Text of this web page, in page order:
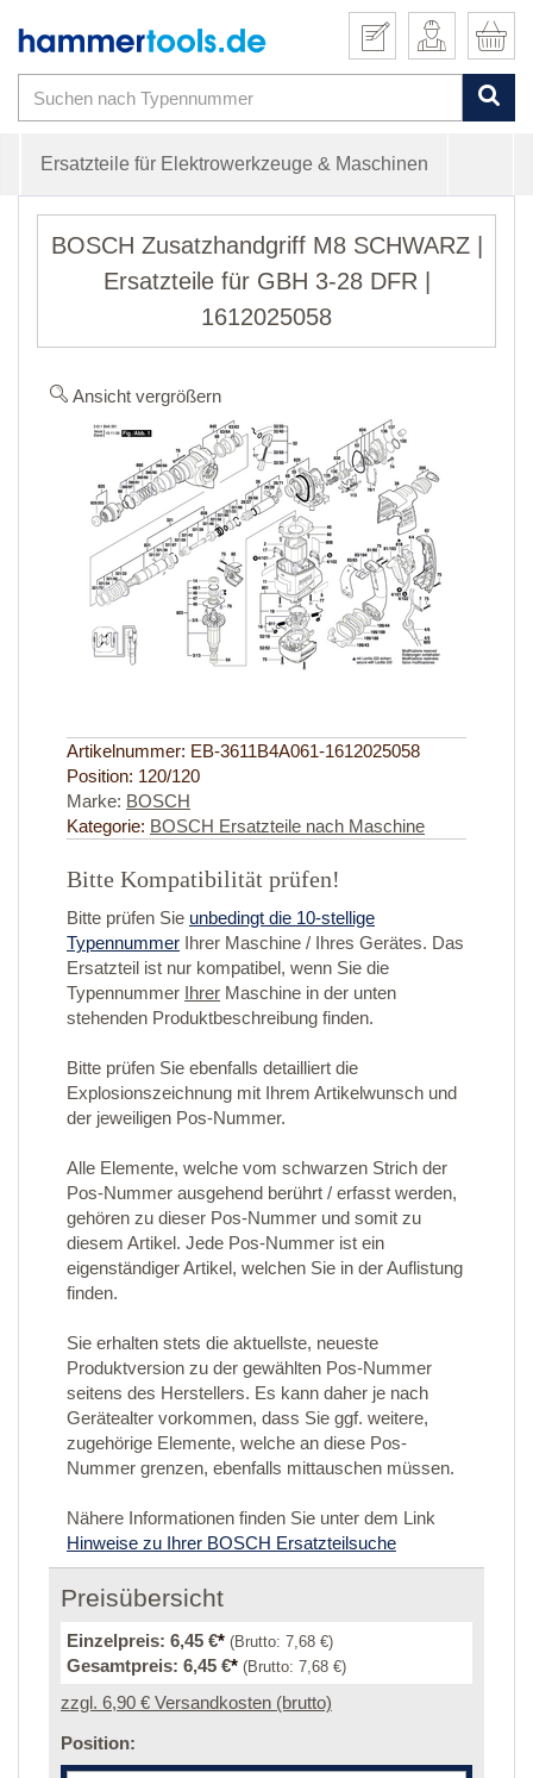
Ersatzteile für Elektrowerkzeuge & Maschinen
BOSCH Zusatzhandgriff M8 SCHWARZ |
Ersatzteile für GBH 3-28 DFR |
1612025058
Ansicht vergrößern
Artikelnummer: EB-3611B4A061-1612025058
Position: 120/120
Marke: BOSCH
Kategorie: BOSCH Ersatzteile nach Maschine
Bitte Kompatibilität prüfen!
Bitte prüfen Sie unbedingt die 10-stellige
Typennummer Ihrer Maschine / Ihres Gerätes. Das
Ersatzteil ist nur kompatibel, wenn Sie die
Typennummer Ihrer Maschine in der unten
stehenden Produktbeschreibung finden.
Bitte prüfen Sie ebenfalls detailliert die
Explosionszeichnung mit Ihrem Artikelwunsch und
der jeweiligen Pos-Nummer.
Alle Elemente, welche vom schwarzen Strich der
Pos-Nummer ausgehend berührt / erfasst werden,
gehören zu dieser Pos-Nummer und somit zu
diesem Artikel. Jede Pos-Nummer ist ein
eigenständiger Artikel, welchen Sie in der Auflistung
finden.
Sie erhalten stets die aktuellste, neueste
Produktversion zu der gewählten Pos-Nummer
seitens des Herstellers. Es kann daher je nach
Gerätealter vorkommen, dass Sie ggf. weitere,
zugehörige Elemente, welche an diese Pos-
Nummer grenzen, ebenfalls mittauschen müssen.
Nähere Informationen finden Sie unter dem Link
Hinweise zu Ihrer BOSCH Ersatzteilsuche
Preisübersicht
Einzelpreis: 6,45 €* (Brutto: 7,68 €)
Gesamtpreis: 6,45 €* (Brutto: 7,68 €)
zzgl. 6,90 € Versandkosten (brutto)
Position: